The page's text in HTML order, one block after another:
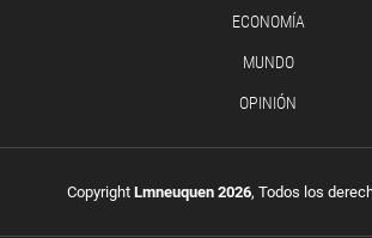
ECONOMÍA
MUNDO
OPINIÓN
Copyright Lmneuquen 2026, Todos los